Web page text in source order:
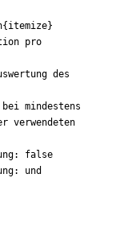
{ itemize}
pro
des
mindestens
verwendeten